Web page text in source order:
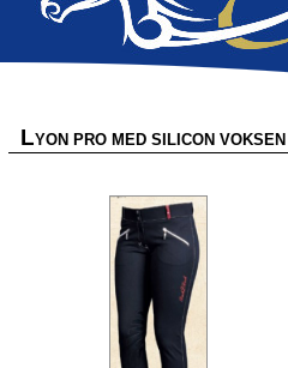
LYON PRO MED SILICON VOKSEN